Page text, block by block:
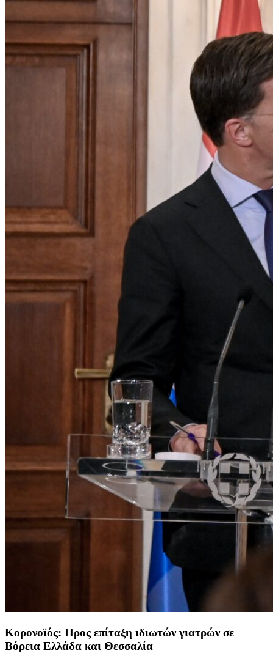
Κορονοϊός: Προς επίταξη ιδιωτών γιατρών σε
Βόρεια Ελλάδα και Θεσσαλία